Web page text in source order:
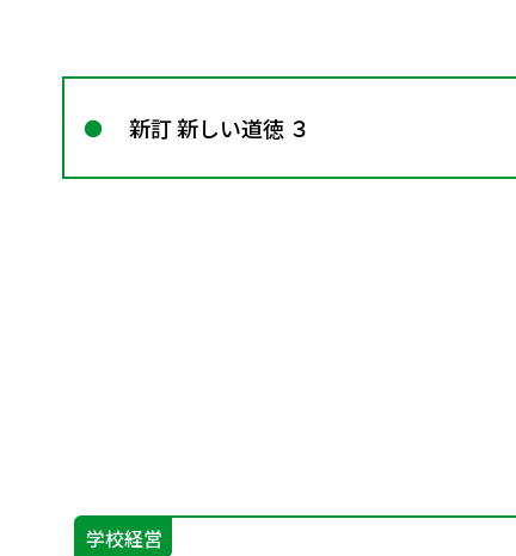
新訂 新しい道徳 ３
学校経営